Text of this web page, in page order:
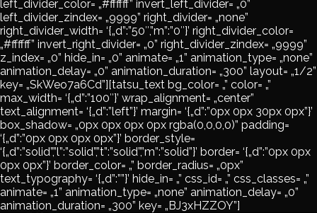
left_divider_color= „#ffffff” invert_left_divider= „0”
left_divider_zindex= „9999” right_divider= „none”
right_divider_width= ‘{„d”:”50″,”m”:”0″}’ right_divider_color=
„#ffffff” invert_right_divider= „0” right_divider_zindex= „9999”
z_index= „0” hide_in= „0” animate= „1” animation_type= „none”
animation_delay= „0” animation_duration= „300” layout= „1/2”
key= „SkWeo7a6Cd”][tatsu_text bg_color= „” color= „”
max_width= ‘{„d”:”100″}’ wrap_alignment= „center”
text_alignment= ‘{„d”:”left”}’ margin= ‘{„d”:”0px 0px 30px 0px”}’
box_shadow= „0px 0px 0px 0px rgba(0,0,0,0)” padding=
‘{„d”:”0px 0px 0px 0px”}’ border_style=
‘{„d”:”solid”,”l”:”solid”,”t”:”solid”,”m”:”solid”}’ border= ‘{„d”:”0px 0px
0px 0px”}’ border_color= „” border_radius= „0px”
text_typography= ‘{„d”:””}’ hide_in= „” css_id= „” css_classes= „”
animate= „1” animation_type= „none” animation_delay= „0”
animation_duration= „300” key= „BJ3xHZZOY”]